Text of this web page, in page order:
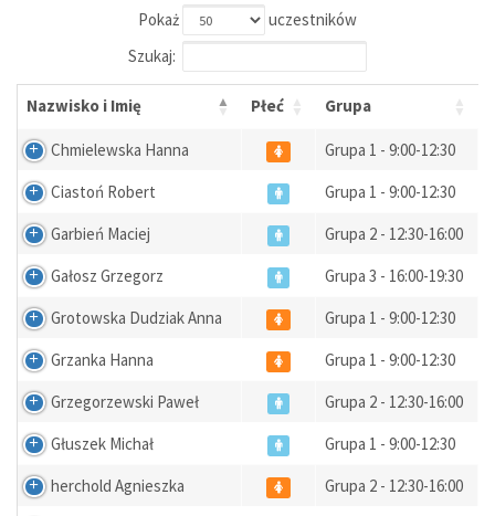
Pokaż
uczestników
Szukaj:
Nazwisko i Imię Płeć Grupa
Chmielewska Hanna
Grupa 1 - 9:00-12:30
Ciastoń Robert
Grupa 1 - 9:00-12:30
Garbień Maciej
Grupa 2 - 12:30-16:00
Gałosz Grzegorz
Grupa 3 - 16:00-19:30
Grotowska Dudziak Anna
Grupa 1 - 9:00-12:30
Grzanka Hanna
Grupa 1 - 9:00-12:30
Grzegorzewski Paweł
Grupa 2 - 12:30-16:00
Głuszek Michał
Grupa 1 - 9:00-12:30
herchold Agnieszka
Grupa 2 - 12:30-16:00